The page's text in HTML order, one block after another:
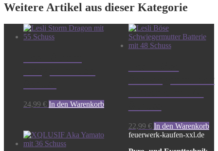
Weitere Artikel aus dieser Kategorie
24,99 € In den Warenkorb
Schwiegermutter
22,99 € In den Warenkorb
feuerwerk-kaufen-xxl.de